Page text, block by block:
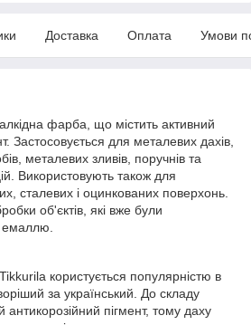
Доставка Оплата Умови
фарба, що містить активний
Застосовується для металевих дахів,
металевих зливів, поручнів та
Використовують також для
сталевих і оцинкованих поверхонь.
об'єктів, які вже були
емаллю.
користується популярністю в
за український. До складу
антикорозійний пігмент, тому даху